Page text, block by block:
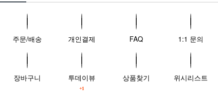
주문/배송 개인결제 FAQ 1:1 문의
장바구니 투데이뷰
+1
상품찾기 위시리스트